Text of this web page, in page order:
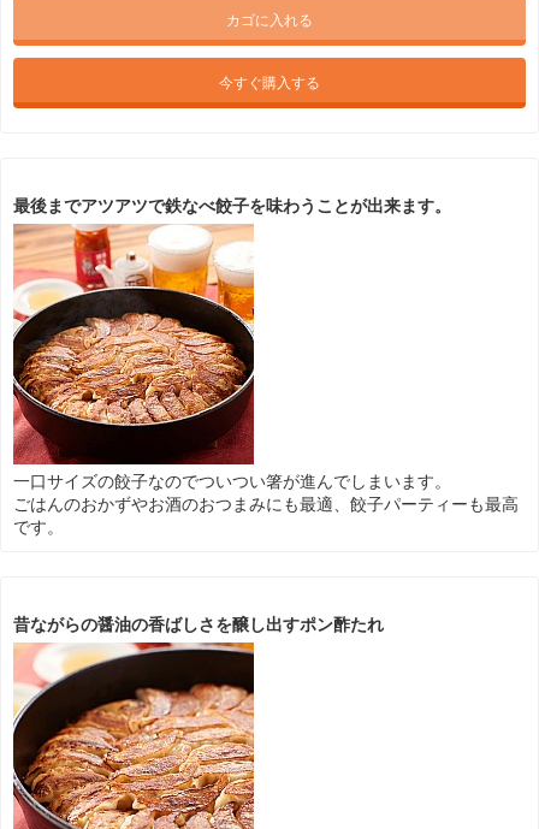
カゴに入れる
今すぐ購入する
最後までアツアツで鉄なべ餃子を味わうことが出来ます。
一口サイズの餃子なのでついつい箸が進んでしまいます。
ごはんのおかずやお酒のおつまみにも最適、餃子パーティーも最高
です。
昔ながらの醤油の香ばしさを醸し出すポン酢たれ